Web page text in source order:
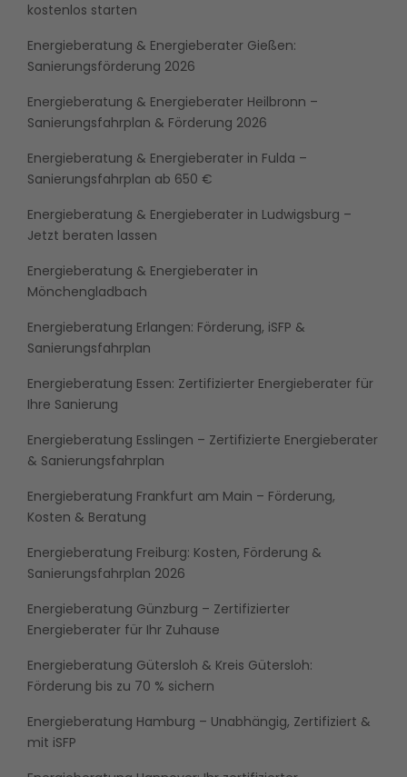
kostenlos starten
Energieberatung & Energieberater Gießen:
Sanierungsförderung 2026
Energieberatung & Energieberater Heilbronn –
Sanierungsfahrplan & Förderung 2026
Energieberatung & Energieberater in Fulda –
Sanierungsfahrplan ab 650 €
Energieberatung & Energieberater in Ludwigsburg –
Jetzt beraten lassen
Energieberatung & Energieberater in
Mönchengladbach
Energieberatung Erlangen: Förderung, iSFP &
Sanierungsfahrplan
Energieberatung Essen: Zertifizierter Energieberater für
Ihre Sanierung
Energieberatung Esslingen – Zertifizierte Energieberater
& Sanierungsfahrplan
Energieberatung Frankfurt am Main – Förderung,
Kosten & Beratung
Energieberatung Freiburg: Kosten, Förderung &
Sanierungsfahrplan 2026
Energieberatung Günzburg – Zertifizierter
Energieberater für Ihr Zuhause
Energieberatung Gütersloh & Kreis Gütersloh:
Förderung bis zu 70 % sichern
Energieberatung Hamburg – Unabhängig, Zertifiziert &
mit iSFP